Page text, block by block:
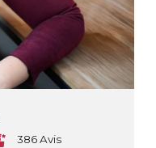
386 Avis